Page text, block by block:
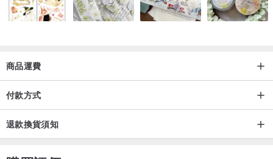
商品運費
付款方式
退款換貨須知